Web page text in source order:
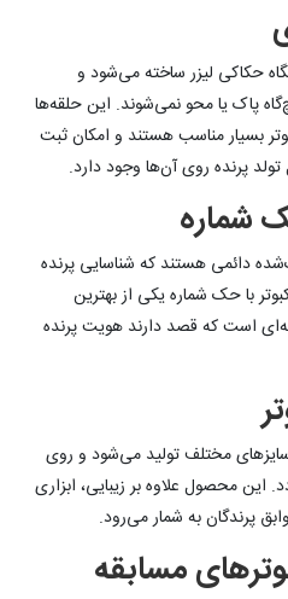
حکاکی لیزر ساخته می‌شود و
پاک یا محو نمی‌شوند. این حلقه‌ها
بسیار مناسب هستند و امکان ثبت
پرنده روی آن‌ها وجود دارد.
شماره
دائمی هستند که شناسایی پرنده
با حک شماره یکی از بهترین
است که قصد دارند هویت پرنده
مختلف تولید می‌شود و روی
محصول علاوه بر زیبایی، ابزاری
پرندگان به شمار می‌رود.
مسابقه